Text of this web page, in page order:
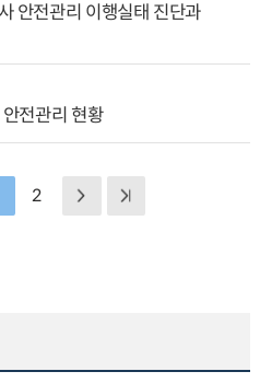
안전관리 이행실태 진단과
전관리 현황
2